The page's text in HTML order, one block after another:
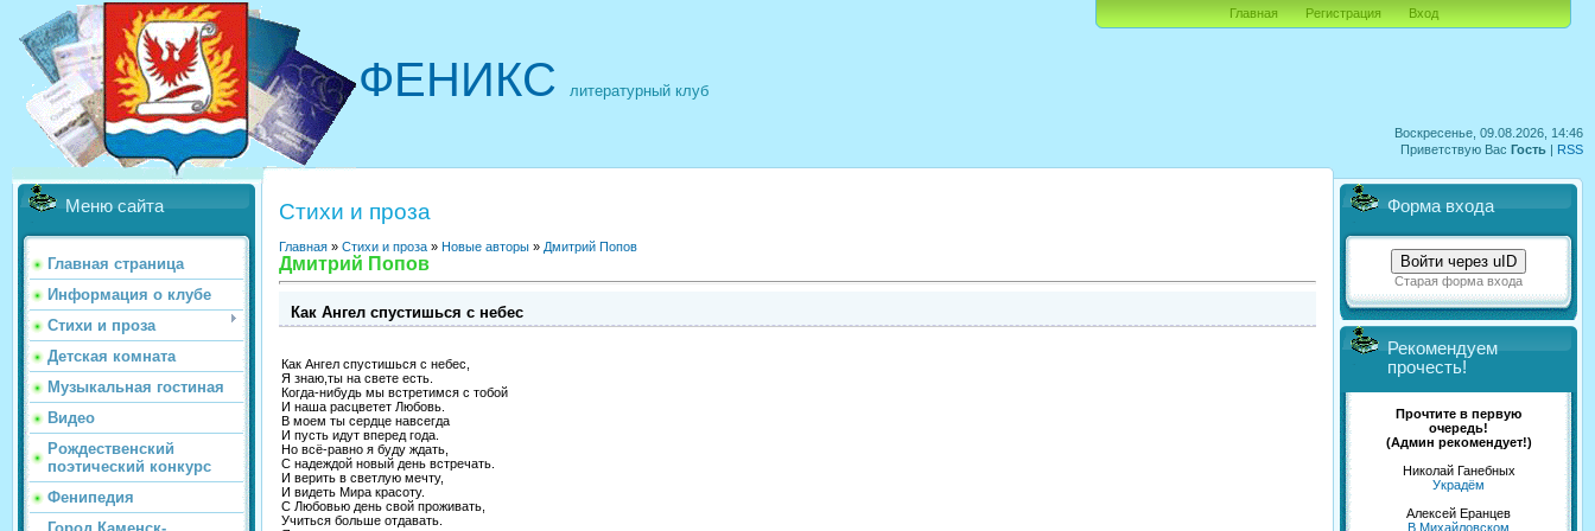
Воскресенье, 09.08.2026, 14:46
Приветствую Вас Гость | RSS
ФЕНИКС литературный клуб
Главная Регистрация Вход
Меню сайта
Главная страница
Информация о клубе
Стихи и проза
Детская комната
Музыкальная гостиная
Видео
Рождественский
поэтический конкурс
Фенипедия
Стихи и проза
Главная » Стихи и проза » Новые авторы » Дмитрий Попов
Дмитрий Попов
Как Ангел спустишься с небес
Как Ангел спустишься с небес,
Я знаю,ты на свете есть.
Когда-нибудь мы встретимся с тобой
И наша расцветет Любовь.
В моем ты сердце навсегда
И пусть идут вперед года.
Но всё-равно я буду ждать,
С надеждой новый день встречать.
И верить в светлую мечту,
И видеть Мира красоту.
С Любовью день свой проживать,
Учиться больше отдавать.
Форма входа
Войти через uID
Старая форма входа
Рекомендуем
прочесть!
Прочтите в первую
очередь!
(Админ рекомендует!)
Николай Ганебных
Украдём
Алексей Еранцев
В Михайловском